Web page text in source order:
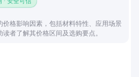
价格影响因素，包括材料特性、应用场景
者了解其价格区间及选购要点。